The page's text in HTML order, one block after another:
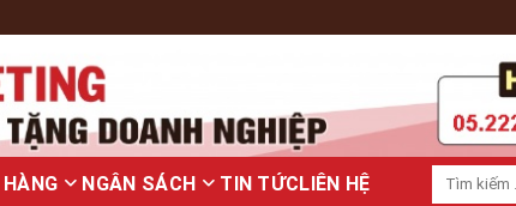
NGÂN SÁCH TIN TỨCLIÊN HỆ